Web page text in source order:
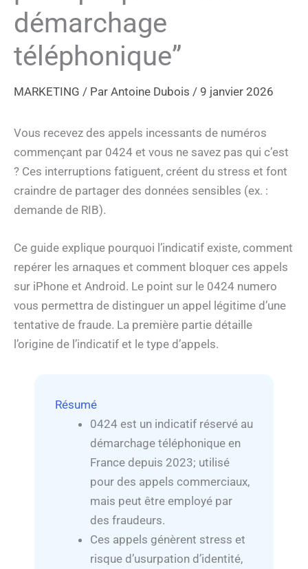
démarchage
téléphonique”
MARKETING / Par Antoine Dubois / 9 janvier 2026
Vous recevez des appels incessants de numéros
commençant par 0424 et vous ne savez pas qui c’est
? Ces interruptions fatiguent, créent du stress et font
craindre de partager des données sensibles (ex. :
demande de RIB).
Ce guide explique pourquoi l’indicatif existe, comment
repérer les arnaques et comment bloquer ces appels
sur iPhone et Android. Le point sur le 0424 numero
vous permettra de distinguer un appel légitime d’une
tentative de fraude. La première partie détaille
l’origine de l’indicatif et le type d’appels.
Résumé
0424 est un indicatif réservé au
démarchage téléphonique en
France depuis 2023; utilisé
pour des appels commerciaux,
mais peut être employé par
des fraudeurs.
Ces appels génèrent stress et
risque d’usurpation d’identité,